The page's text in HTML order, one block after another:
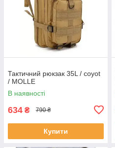
Тактичний рюкзак 35L / coyot
/ MOLLE
В наявності
634 ₴ 790 ₴
Купити